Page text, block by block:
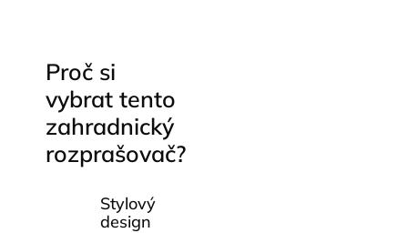
Proč si
vybrat tento
zahradnický
rozprašovač?
Stylový
design